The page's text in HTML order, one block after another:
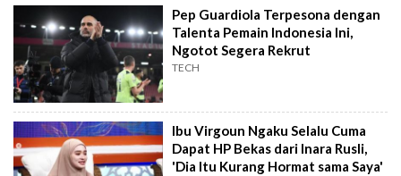
Pep Guardiola Terpesona dengan
Talenta Pemain Indonesia Ini,
Ngotot Segera Rekrut
TECH
Ibu Virgoun Ngaku Selalu Cuma
Dapat HP Bekas dari Inara Rusli,
'Dia Itu Kurang Hormat sama Saya'